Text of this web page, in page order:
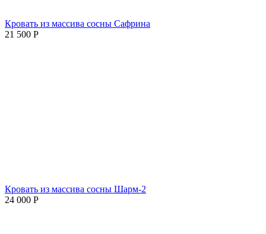
Кровать из массива сосны Сафрина
21 500 Р
Кровать из массива сосны Шарм-2
24 000 Р